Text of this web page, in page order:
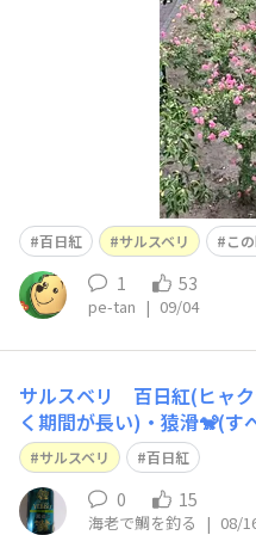
百日紅 サルスベリ こ
1 53
pe-tan | 09/04
サルスベリ 百日紅(ヒャ
く期間が長い)・猿滑🐒(すべすべ
弁」「活動」「世話好き」
サルスベリ 百日紅
0 15
海老で鯛を釣る | 08/